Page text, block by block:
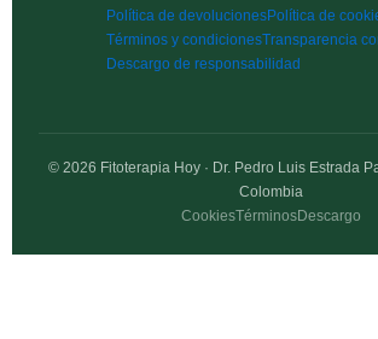
Política de devolucionesPolítica de
Términos y condicionesTransparencia
Descargo de responsabilidad
© 2026 Fitoterapia Hoy · Dr. Pedro Luis Estrada
Colombia
CookiesTérminosDescargo